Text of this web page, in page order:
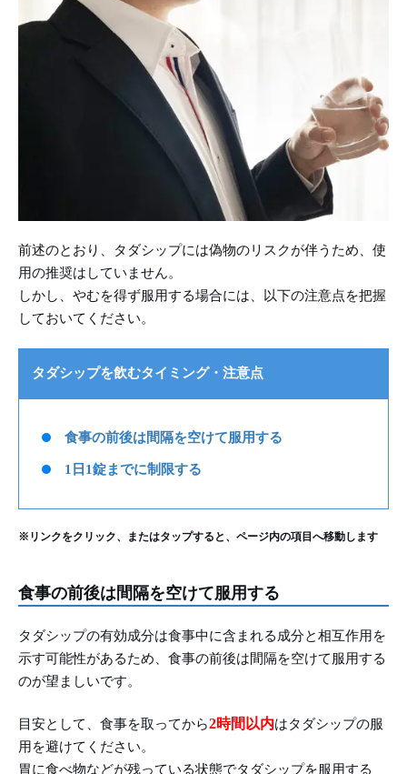
前述のとおり、タダシップには偽物のリスクが伴うため、使
用の推奨はしていません。
しかし、やむを得ず服用する場合には、以下の注意点を把握
しておいてください。
タダシップを飲むタイミング・注意点
食事の前後は間隔を空けて服用する
1日1錠までに制限する
※リンクをクリック、またはタップすると、ページ内の項目へ移動します
食事の前後は間隔を空けて服用する
タダシップの有効成分は食事中に含まれる成分と相互作用を
示す可能性があるため、食事の前後は間隔を空けて服用する
のが望ましいです。
目安として、食事を取ってから2時間以内はタダシップの服
用を避けてください。
胃に食べ物などが残っている状態でタダシップを服用する